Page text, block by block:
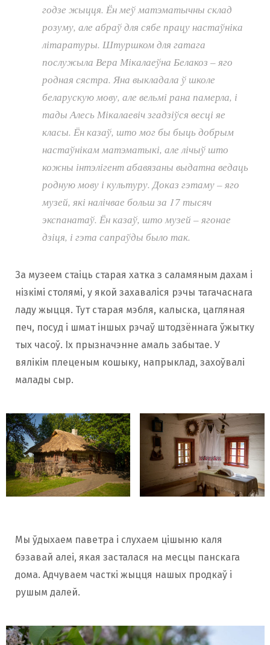
годзе жыцця. Ён меў матэматычны склад
розуму, але абраў для сябе працу настаўніка
літаратуры. Штуршком для гатага
послужыла Вера Мікалаеўна Белакоз – яго
родная сястра. Яна выкладала ў школе
беларускую мову, але вельмі рана памерла, і
тады Алесь Мікалаевіч згадзіўся весці яе
класы. Ён казаў, што мог бы быць добрым
настаўнікам матэматыкі, але лічыў што
кожны інтэлігент абавязаны выдатна ведаць
родную мову і культуру. Доказ гэтаму – яго
музей, які налічвае больш за 17 тысяч
экспанатаў. Ён казаў, што музей – ягонае
дзіця, і гэта сапраўды было так.
За музеем стаіць старая хатка з саламяным дахам і
нізкімі столямі, у якой захаваліся рэчы тагачаснага
ладу жыцця. Тут старая мэбля, калыска, цагляная
печ, посуд і шмат іншых рэчаў штодзённага ўжытку
тых часоў. Іх прызначэнне амаль забытае. У
вялікім плеценым кошыку, напрыклад, захоўвалі
малады сыр.
Мы ўдыхаем паветра і слухаем цішыню каля
бэзавай алеі, якая засталася на месцы панскага
дома. Адчуваем часткі жыцця нашых продкаў і
рушым далей.